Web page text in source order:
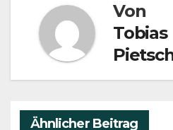
Von
Tobias
Ähnlicher Beitrag